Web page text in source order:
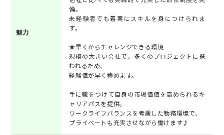
魅力
備。
未経験者でも着実にスキルを身につけられま
す。
★早くからチャレンジできる環境
規模の大きい会社で、多くのプロジェクトに携
われるため、
経験値が早く積めます。
手に職をつけて自身の市場価値を高められるキ
ャリアパスを提供。
ワークライフバランスを考慮した勤務環境で、
プライベートも充実させながら働けます♪